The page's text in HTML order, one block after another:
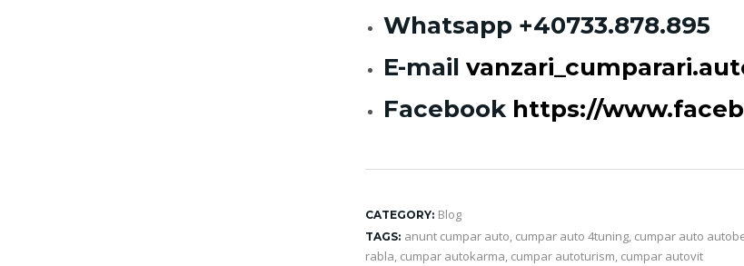
Whatsapp +40733.878.895
E-mail
Facebook https://
CATEGORY: Blog
TAGS: anunt cumpar auto, cumpar auto 4tuning, cumpar auto
rabla, cumpar autokarma, cumpar autoturism, cumpar autovit